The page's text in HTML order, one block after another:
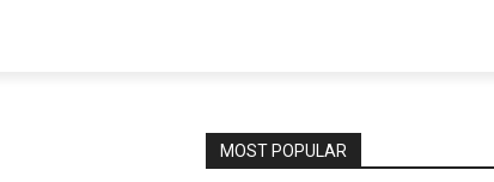
MOST POPULAR